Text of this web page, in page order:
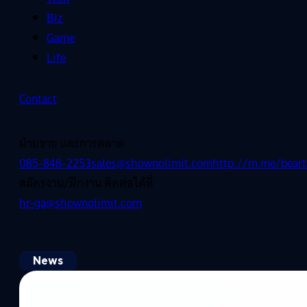
Biz
Game
Life
Contact
ฝ่ายขาย และการตลาด
085-848-2253sales@shownolimit.comhttp://m.me/
สมัครงาน/ฝึกงาน ติดต่อได้ที่
hr-ga@shownolimit.com
News